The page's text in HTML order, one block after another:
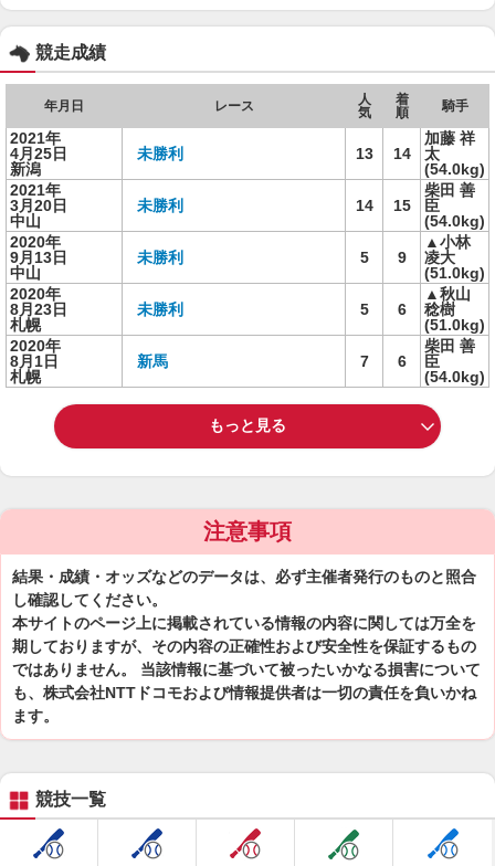
競走成績
年月日 レース
人
気
着
順
騎手
2021年
4月25日
新潟
未勝利 13 14
加藤 祥
太
(54.0kg)
2021年
3月20日
中山
未勝利 14 15
柴田 善
臣
(54.0kg)
2020年
9月13日
中山
未勝利 5 9
▲小林
凌大
(51.0kg)
2020年
8月23日
札幌
未勝利 5 6
▲秋山
稔樹
(51.0kg)
2020年
8月1日
札幌
新馬 7 6
柴田 善
臣
(54.0kg)
もっと見る
注意事項
結果・成績・オッズなどのデータは、必ず主催者発行のものと照合
し確認してください。
本サイトのページ上に掲載されている情報の内容に関しては万全を
期しておりますが、その内容の正確性および安全性を保証するもの
ではありません。 当該情報に基づいて被ったいかなる損害について
も、株式会社NTTドコモおよび情報提供者は一切の責任を負いかね
ます。
競技一覧